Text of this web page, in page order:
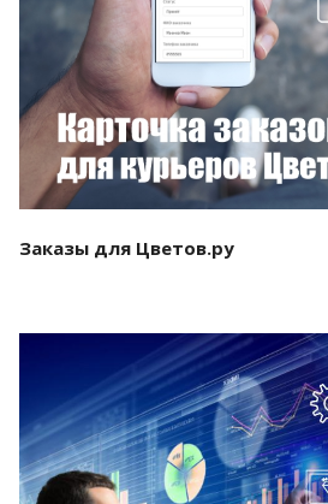
Смотреть проект
Заказы для Цветов.ру